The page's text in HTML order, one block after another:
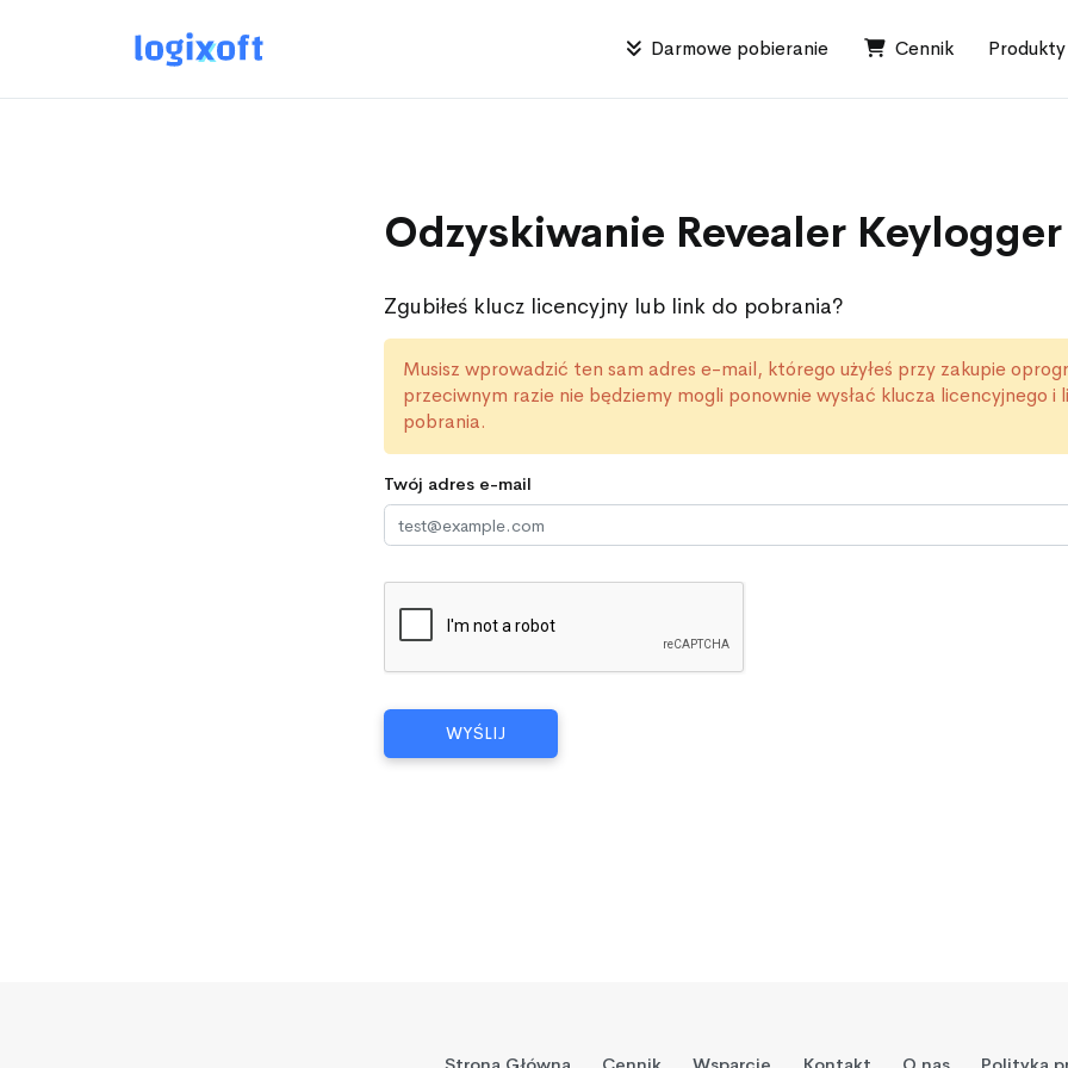
Darmowe pobieranie Cennik Produkty
Odzyskiwanie Revealer
Zgubiłeś klucz licencyjny lub link do pobrania?
Musisz wprowadzić ten sam adres e-mail, którego użyłeś przy zakupie
przeciwnym razie nie będziemy mogli ponownie wysłać klucza licencyjnego i
pobrania.
Twój adres e-mail
WYŚLIJ